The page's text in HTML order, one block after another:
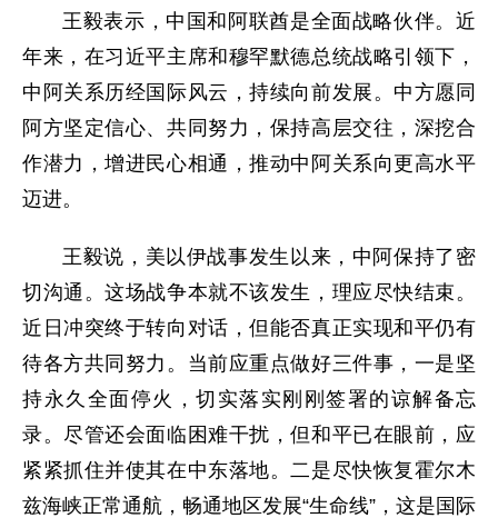
王毅表示，中国和阿联酋是全面战略伙伴。近
年来，在习近平主席和穆罕默德总统战略引领下，
中阿关系历经国际风云，持续向前发展。中方愿同
阿方坚定信心、共同努力，保持高层交往，深挖合
作潜力，增进民心相通，推动中阿关系向更高水平
迈进。
王毅说，美以伊战事发生以来，中阿保持了密
切沟通。这场战争本就不该发生，理应尽快结束。
近日冲突终于转向对话，但能否真正实现和平仍有
待各方共同努力。当前应重点做好三件事，一是坚
持永久全面停火，切实落实刚刚签署的谅解备忘
录。尽管还会面临困难干扰，但和平已在眼前，应
紧紧抓住并使其在中东落地。二是尽快恢复霍尔木
兹海峡正常通航，畅通地区发展“生命线”，这是国际